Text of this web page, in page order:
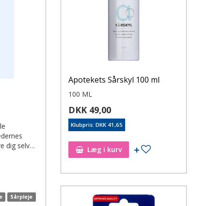
dig selv…
Sårpleje
Apotekets Sårskyl 100 ml
100 ML
DKK 49,00
Klubpris: DKK 41,65
Læg i kurv